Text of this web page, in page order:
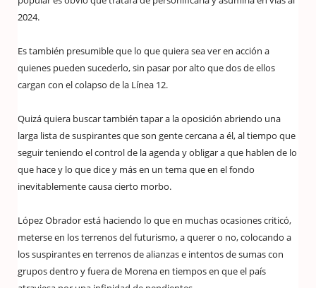
2024.
Es también presumible que lo que quiera sea ver en acción a
quienes pueden sucederlo, sin pasar por alto que dos de ellos
cargan con el colapso de la Línea 12.
Quizá quiera buscar también tapar a la oposición abriendo una
larga lista de suspirantes que son gente cercana a él, al tiempo que
seguir teniendo el control de la agenda y obligar a que hablen de lo
que hace y lo que dice y más en un tema que en el fondo
inevitablemente causa cierto morbo.
López Obrador está haciendo lo que en muchas ocasiones criticó,
meterse en los terrenos del futurismo, a querer o no, colocando a
los suspirantes en terrenos de alianzas e intentos de sumas con
grupos dentro y fuera de Morena en tiempos en que el país